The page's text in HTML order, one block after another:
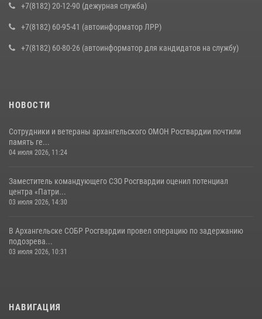
+7(8182) 20-12-90 (дежурная служба)
+7(8182) 60-95-41 (автоинформатор ЛРР)
+7(8182) 60-80-26 (автоинформатор для кандидатов на службу)
НОВОСТИ
Сотрудники и ветераны архангельского ОМОН Росгвардии почтили
память ге...
04 июля 2026, 11:24
Заместитель командующего СЗО Росгвардии оценил потенциал
центра «Патри...
03 июля 2026, 14:30
В Архангельске СОБР Росгвардии провел операцию по задержанию
подозрева...
03 июля 2026, 10:31
НАВИГАЦИЯ